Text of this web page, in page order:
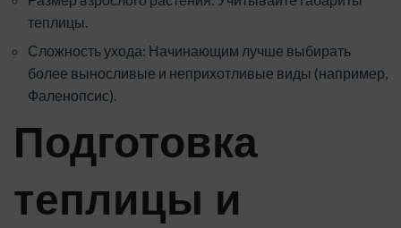
теплицы.
Сложность ухода: Начинающим лучше выбирать
более выносливые и неприхотливые виды (например,
Фаленопсис).
Подготовка
теплицы и